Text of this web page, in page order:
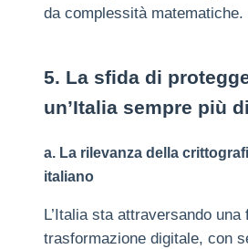
da complessità matematiche.
5. La sfida di
un’Italia sempre più
a. La rilevanza della
italiano
L’Italia sta attraversando una
trasformazione digitale, con